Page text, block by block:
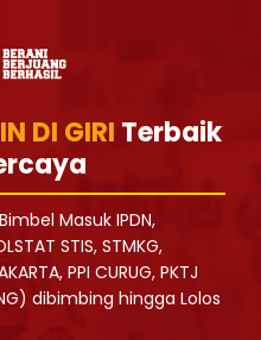
DI GIRI Terbaik
Masuk IPDN,
STIS, STMKG,
PPI CURUG, PKTJ
dibimbing hingga Lolos